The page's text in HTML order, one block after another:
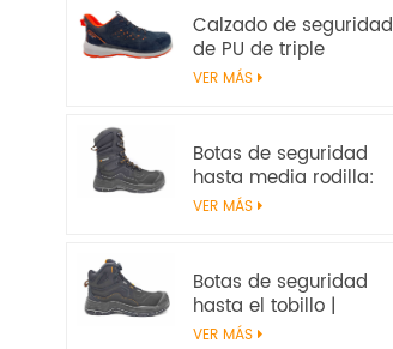
Calzado de seguridad
de PU de triple
densidad | EN ISO
trabajo sin metal
VER MÁS
Botas de seguridad
hasta media rodilla:
resistentes, resistentes
certificación EN ISO
20345:2022 S7S
VER MÁS
Botas de seguridad
hasta el tobillo |
Impermeables,
VER MÁS